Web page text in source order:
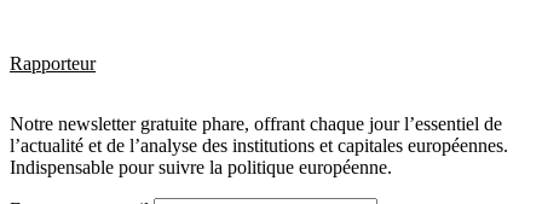
Rapporteur
Notre newsletter gratuite phare, offrant chaque jour l’essentiel de
l’actualité et de l’analyse des institutions et capitales européennes.
Indispensable pour suivre la politique européenne.